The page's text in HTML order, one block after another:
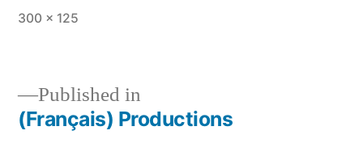
Full
300 × 125
Post
Published in
(Français) Productions